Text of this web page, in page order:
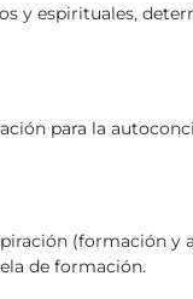
y espirituales,
para la
(formación y
de formación.